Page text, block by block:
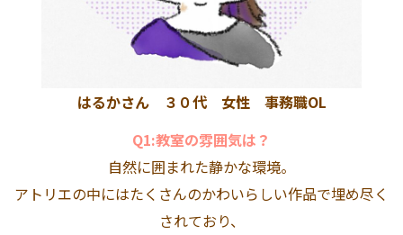
はるかさん ３０代 女性 事務職OL
Q1:教室の雰囲気は？
自然に囲まれた静かな環境。
アトリエの中にはたくさんのかわいらしい作品で埋め尽く
されており、